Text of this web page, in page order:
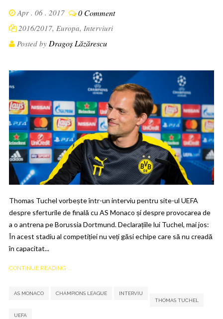
Apr . 06 . 2017 0 Comment
2016/2017, Europa, Interviuri
Posted by Dragoș Lăzărescu
Thomas Tuchel vorbește într-un interviu pentru site-ul UEFA
despre sferturile de finală cu AS Monaco și despre provocarea de
a o antrena pe Borussia Dortmund. Declarațiile lui Tuchel, mai jos:
În acest stadiu al competiției nu veți găsi echipe care să nu creadă
în capacitat...
CONTINUE READING ...
AS MONACO CHAMPIONS LEAGUE INTERVIU
THOMAS TUCHEL
UEFA